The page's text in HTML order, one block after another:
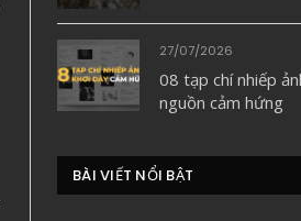
27/07/2026
08 tạp chí nhiếp
nguồn cảm hứng
BÀI VIẾT NỔI BẬT